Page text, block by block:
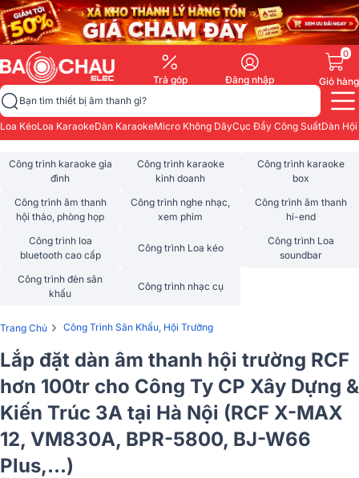
Trả góp Đăng nhập
0
Giỏ hàng
Bạn tìm thiết bị âm thanh gì?
Loa KéoLoa KaraokeDàn KaraokeMicro Không DâyCục Đẩy Công SuấtDàn
Công trình karaoke gia
đình
Công trình karaoke
kinh doanh
Công trình karaoke
box
Công trình âm thanh
hội thảo, phòng họp
Công trình nghe nhạc,
xem phim
Công trình âm thanh
hi-end
Công trình loa
bluetooth cao cấp
Công trình Loa kéo
Công trình Loa
soundbar
Công trình đèn sân
khấu
Công trình nhạc cụ
Trang Chủ › Công Trình Sân Khấu, Hội Trường
Lắp đặt dàn âm thanh hội trường RCF
hơn 100tr cho Công Ty CP Xây Dựng &
Kiến Trúc 3A tại Hà Nội (RCF X-MAX
12, VM830A, BPR-5800, BJ-W66
Plus,…)